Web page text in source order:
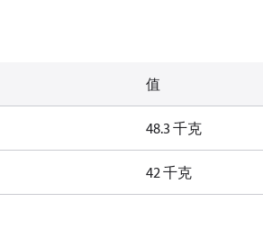
值
48.3 千克
42 千克